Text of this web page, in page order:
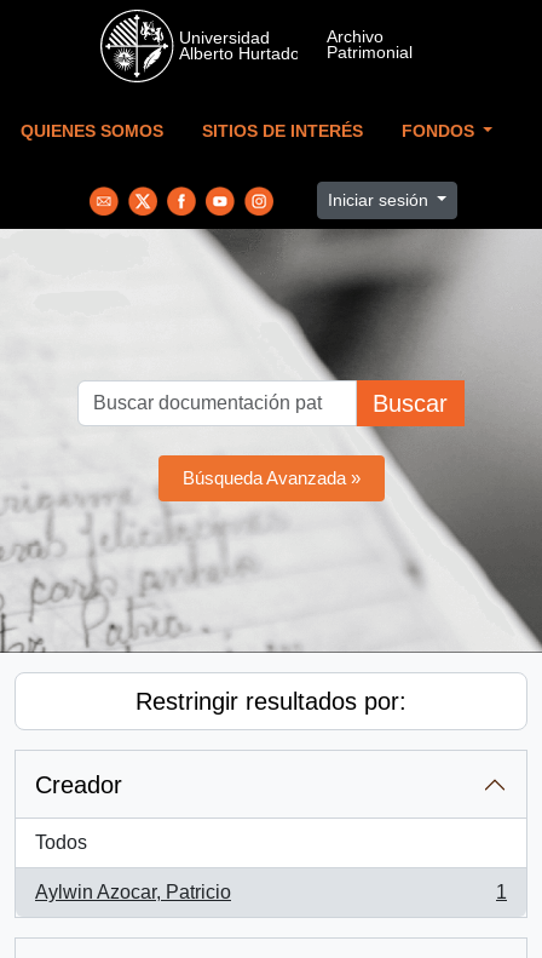
Skip to main content
QUIENES SOMOS SITIOS DE INTERÉS FONDOS
Iniciar sesión
Buscar
Búsqueda Avanzada »
Restringir resultados por:
Creador
Todos
Aylwin Azocar, Patricio
, 1 resultados
1